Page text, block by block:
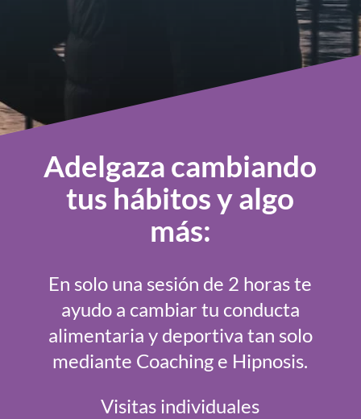
Adelgaza cambiando
tus hábitos y algo
más:
En solo una sesión de 2 horas te
ayudo a cambiar tu conducta
alimentaria y deportiva tan solo
mediante Coaching e Hipnosis.
Visitas individuales